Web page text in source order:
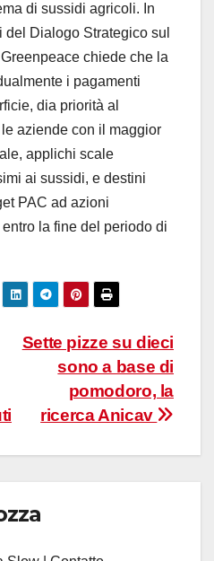
di sussidi agricoli. In
del Dialogo Strategico sul
chiede che la
i pagamenti
dia priorità al
aziende con il maggior
applichi scale
ai sussidi, e destini
PAC ad azioni
la fine del periodo di
Sette pizze su dieci
sono a base di
pomodoro, la
ricerca Anicav